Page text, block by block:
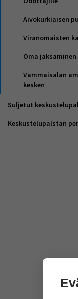
Aivokurkiaisen
Viranomaisten
Oma jaksaminen
Vammaisalan
kesken
Suljetut
Keskustelupalstan